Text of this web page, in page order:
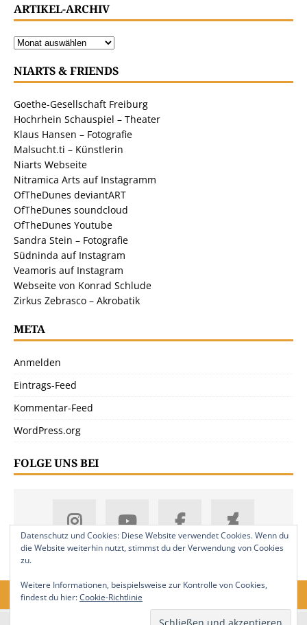
ARTIKEL-ARCHIV
NIARTS & FRIENDS
Goethe-Gesellschaft Freiburg
Hochrhein Schauspiel – Theater
Klaus Hansen – Fotografie
Malsucht.ti – Künstlerin
Niarts Webseite
Nitramica Arts auf Instagramm
OfTheDunes deviantART
OfTheDunes soundcloud
OfTheDunes Youtube
Sandra Stein – Fotografie
Südninda auf Instagram
Veamoris auf Instagram
Webseite von Konrad Schlude
Zirkus Zebrasco – Akrobatik
META
Anmelden
Eintrags-Feed
Kommentar-Feed
WordPress.org
FOLGE UNS BEI
Datenschutz und Cookies: Diese Website verwendet Cookies. Wenn du
die Website weiterhin nutzt, stimmst du der Verwendung von Cookies
zu.
Weitere Informationen, beispielsweise zur Kontrolle von Cookies,
findest du hier:Cookie-Richtlinie